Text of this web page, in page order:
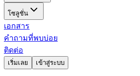
โซลูชั่น
เอกสาร
คำถามที่พบบ่อย
ติดต่อ
เริ่มเลย เข้าสู่ระบบ